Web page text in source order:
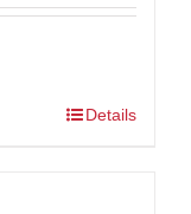
Details